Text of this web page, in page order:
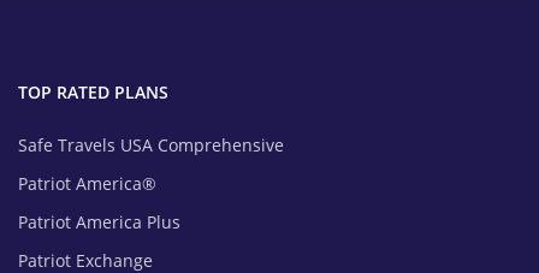
TOP RATED PLANS
Safe Travels USA Comprehensive
Patriot America®
Patriot America Plus
Patriot Exchange